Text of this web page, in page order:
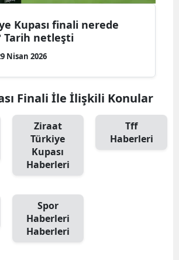
Kupası finali nerede
Tarih netleşti
Nisan 2026
Finali İle İlişkili Konular
Ziraat
Türkiye
Kupası
Haberleri
Tff
Haberleri
Spor
Haberleri
Haberleri